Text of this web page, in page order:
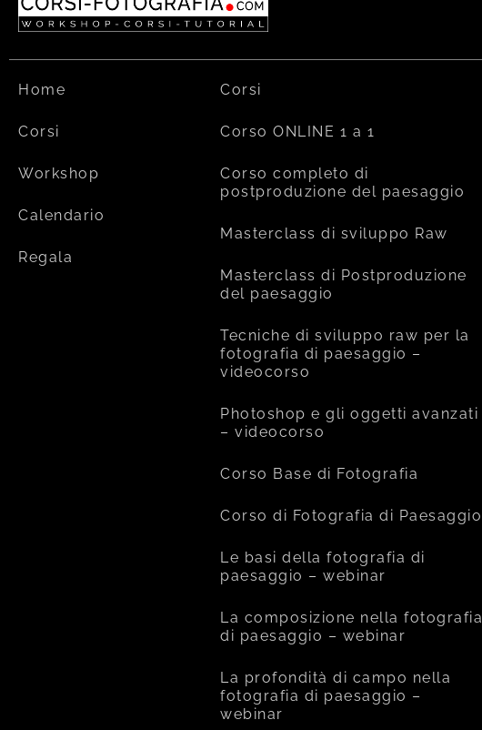
Home
Corsi
Workshop
Calendario
Regala
Corsi
Corso ONLINE 1 a 1
Corso completo di
postproduzione del paesaggio
Masterclass di sviluppo Raw
Masterclass di Postproduzione
del paesaggio
Tecniche di sviluppo raw per la
fotografia di paesaggio –
videocorso
Photoshop e gli oggetti avanzati
– videocorso
Corso Base di Fotografia
Corso di Fotografia di Paesaggio
Le basi della fotografia di
paesaggio – webinar
La composizione nella fotografia
di paesaggio – webinar
La profondità di campo nella
fotografia di paesaggio –
webinar